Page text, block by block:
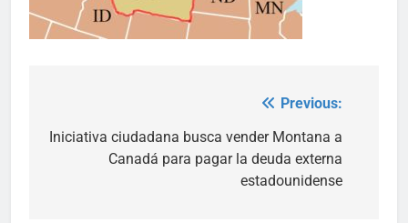
navigation
Previous:
Iniciativa ciudadana busca vender Montana a
Canadá para pagar la deuda externa
estadounidense